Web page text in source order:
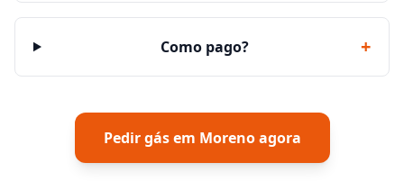
Como pago? +
Pedir gás em Morenoagora